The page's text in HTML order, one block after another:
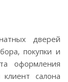
дверей
покупки и
оформления
салона